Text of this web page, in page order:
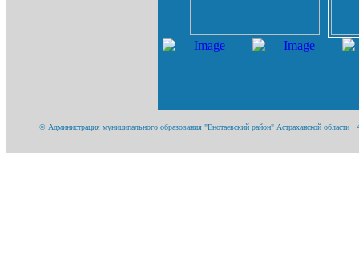
© Администрация муниципального образования "Енотаевский район" Астраханской